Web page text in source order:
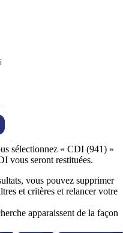
sélectionnez « CDI (941) »
vous seront restituées.
vous pouvez supprimer
et critères et relancer votre
apparaissent de la façon